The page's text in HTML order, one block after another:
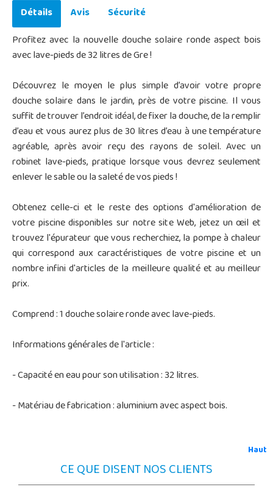
Détails Avis
Sécurité
Profitez avec la nouvelle douche solaire ronde aspect bois
avec lave-pieds de 32 litres de Gre !
Découvrez le moyen le plus simple d’avoir votre propre
douche solaire dans le jardin, près de votre piscine. Il vous
suffit de trouver l’endroit idéal, de fixer la douche, de la remplir
d’eau et vous aurez plus de 30 litres d’eau à une température
agréable, après avoir reçu des rayons de soleil. Avec un
robinet lave-pieds, pratique lorsque vous devrez seulement
enlever le sable ou la saleté de vos pieds !
Obtenez celle-ci et le reste des options d'amélioration de
votre piscine disponibles sur notre site Web, jetez un œil et
trouvez l'épurateur que vous recherchiez, la pompe à chaleur
qui correspond aux caractéristiques de votre piscine et un
nombre infini d'articles de la meilleure qualité et au meilleur
prix.
Comprend : 1 douche solaire ronde avec lave-pieds.
Informations générales de l'article :
- Capacité en eau pour son utilisation : 32 litres.
- Matériau de fabrication : aluminium avec aspect bois.
Haut
CE QUE DISENT NOS CLIENTS